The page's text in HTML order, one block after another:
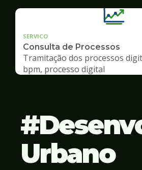
SERVICO
Consulta de Processos
Tramitação dos processos
bpm, processo digital
Urbano